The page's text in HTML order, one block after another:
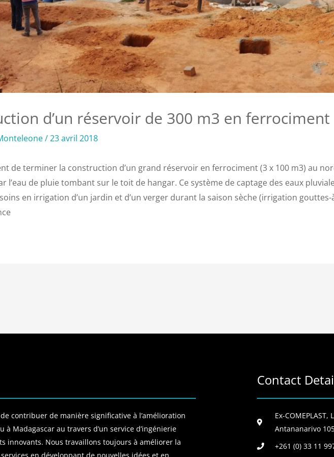
d’un réservoir de 300 m3 en ferrociment
/23 avril 2018
de terminer la construction d’un grand réservoir en ferrociment (3 x 100 m3) au
l’eau de pluie tombant sur le toit de hangar. Ce système de captage des eaux
en irrigation d’un jardin et d’un verger durant la saison sèche (irrigation gouttes-
contribuer de manière significative à l’amélioration
Madagascar au travers d’un service d’ingénierie
innovants. Nous travaillons toujours à améliorer la
Contact
Ex-
Antananarivo
+261 (0) 33 11